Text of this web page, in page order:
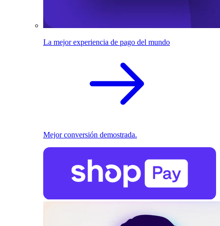
La mejor experiencia de pago del mundo
Mejor conversión demostrada.